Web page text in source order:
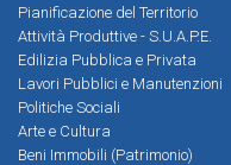
Pianificazione del Territorio
Attività Produttive - S.U.A.P.E.
Edilizia Pubblica e Privata
Lavori Pubblici e Manutenzioni
Politiche Sociali
Arte e Cultura
Beni Immobili (Patrimonio)